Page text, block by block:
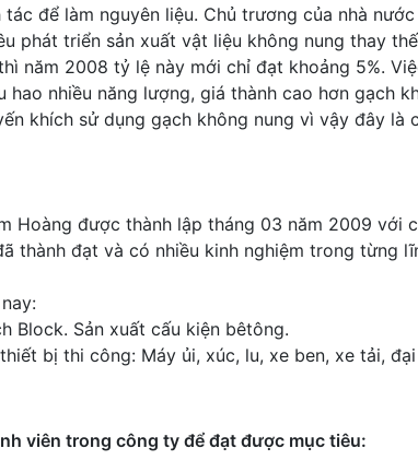
để làm nguyên liệu. Chủ trương của nhà
phát triển sản xuất vật liệu không nung thay
năm 2008 tỷ lệ này mới chỉ đạt khoảng 5%.
nhiều năng lượng, giá thành cao hơn gạch
khích sử dụng gạch không nung vì vậy đây là
Hoàng được thành lập tháng 03 năm 2009 với
thành đạt và có nhiều kinh nghiệm trong từng
Block. Sản xuất cấu kiện bêtông.
bị thi công: Máy ủi, xúc, lu, xe ben, xe tải,
viên trong công ty để đạt được mục tiêu: